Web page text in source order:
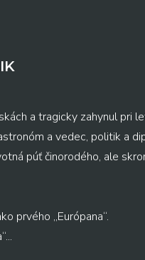
a tragicky zahynul pri
a vedec, politik a
púť činorodého, ale
prvého „Európana“.